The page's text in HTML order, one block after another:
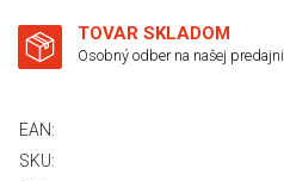
TOVAR SKLADOM
Osobný odber na našej predajni
EAN:
SKU: